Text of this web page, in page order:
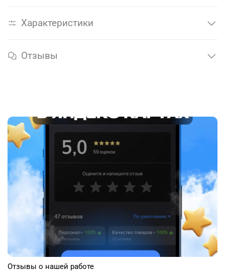
Характеристики
Отзывы
Отзывы о нашей работе